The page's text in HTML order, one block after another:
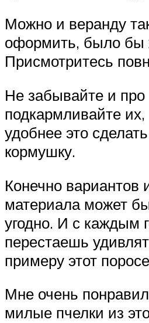
Можно и веранду
оформить, было бы
Присмотритесь
Не забывайте и про
подкармливайте
удобнее это
кормушку.
Конечно вариантов
материала может
угодно. И с каждым
перестаешь
примеру этот
Мне очень
милые пчелки из